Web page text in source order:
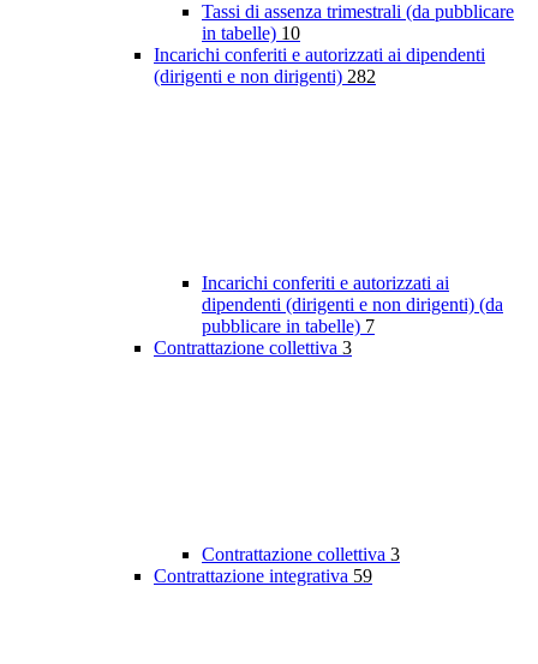
Tassi di assenza trimestrali (da pubblicare
in tabelle) 10
Incarichi conferiti e autorizzati ai dipendenti
(dirigenti e non dirigenti) 282
Incarichi conferiti e autorizzati ai
dipendenti (dirigenti e non dirigenti) (da
pubblicare in tabelle) 7
Contrattazione collettiva 3
Contrattazione collettiva 3
Contrattazione integrativa 59